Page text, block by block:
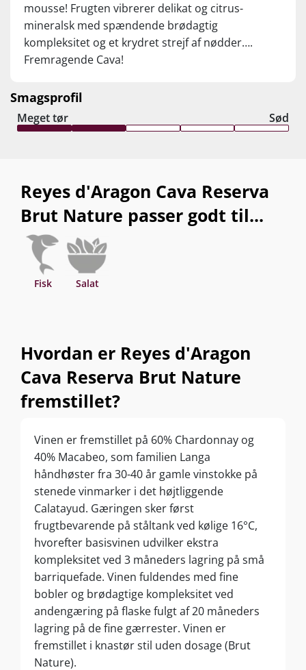
mousse! Frugten vibrerer delikat og citrus-
mineralsk med spændende brødagtig
kompleksitet og et krydret strejf af nødder….
Fremragende Cava!
Smagsprofil
Meget tør Sød
Reyes d'Aragon Cava Reserva
Brut Nature passer godt til...
Fisk Salat
Hvordan er Reyes d'Aragon
Cava Reserva Brut Nature
fremstillet?
Vinen er fremstillet på 60% Chardonnay og
40% Macabeo, som familien Langa
håndhøster fra 30-40 år gamle vinstokke på
stenede vinmarker i det højtliggende
Calatayud. Gæringen sker først
frugtbevarende på ståltank ved kølige 16°C,
hvorefter basisvinen udvilker ekstra
kompleksitet ved 3 måneders lagring på små
barriquefade. Vinen fuldendes med fine
bobler og brødagtige kompleksitet ved
andengæring på flaske fulgt af 20 måneders
lagring på de fine gærrester. Vinen er
fremstillet i knastør stil uden dosage (Brut
Nature).